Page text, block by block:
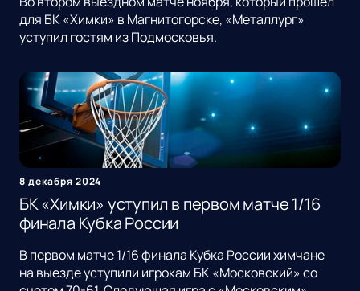
для БК «Химки» в Магнитогорске, «Металлург»
уступил гостям из Подмосковья.
8 декабря 2024
БК «Химки» уступил в первом матче 1/16
финала Кубка России
В первом матче 1/16 финала Кубка России химчане
на выезде уступили игрокам БК «Московский» со